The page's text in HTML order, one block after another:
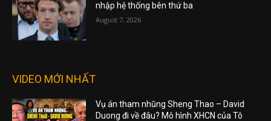
nhập hệ thống bên thứ ba
August 7, 2026
VIDEO MỚI NHẤT
Vụ án tham nhũng Sheng Thao – David
Duong đi về đâu? Mô hình XHCN của Tô